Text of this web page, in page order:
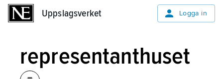
Uppslagsverket Logga in
representanthuset